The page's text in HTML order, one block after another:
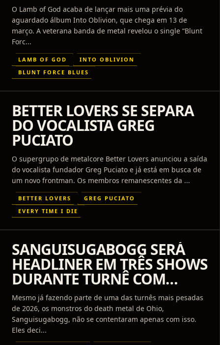
O Lamb of God acaba de lançar mais uma prévia do
aguardado álbum Into Oblivion, que chega em 13 de
março. A veterana banda de metal revelou o single “Blunt
Forc...
LAMB OF GOD
INTO OBLIVION
BLUNT FORCE BLUES
BETTER LOVERS SE SEPARA
DO VOCALISTA GREG
PUCIATO
O supergrupo de metalcore Better Lovers anunciou a saída
do vocalista fundador Greg Puciato e já está em busca de
um novo frontman. Os membros remanescentes da ...
BETTER LOVERS
GREG PUCIATO
EVERY TIME I DIE
SANGUISUGABOGG SERÁ
HEADLINER EM TRÊS SHOWS
DURANTE TURNÊ COM
LAMB OF GOD
Mesmo já fazendo parte de uma das turnês mais pesadas
de 2026, os monstros do death metal de Ohio,
Sanguisugabogg, não se contentaram apenas com isso.
Eles deci...